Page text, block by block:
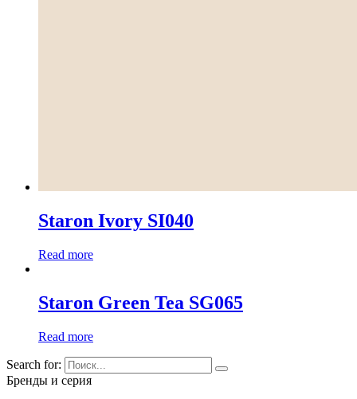
Staron Ivory SI040
Read more
Staron Green Tea SG065
Read more
Search for:
Бренды и серия